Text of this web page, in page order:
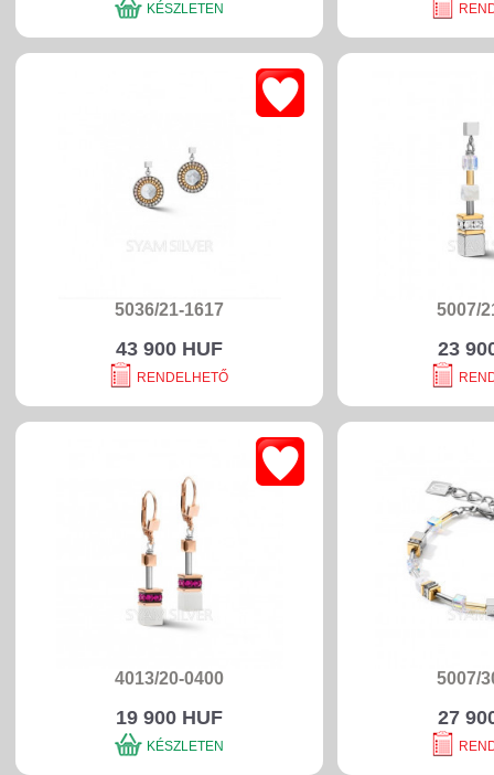
KÉSZLETEN
5036/21-1617
43 900 HUF
RENDELHETŐ
5007/
23
4013/20-0400
19 900 HUF
KÉSZLETEN
5007/
27